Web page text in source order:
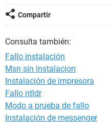
Compartir
Consulta también:
Fallo instalación
Msn sin instalacion
Instalación de impresora
Fallo ntldr
Modo a prueba de fallo
Instalación de messenger